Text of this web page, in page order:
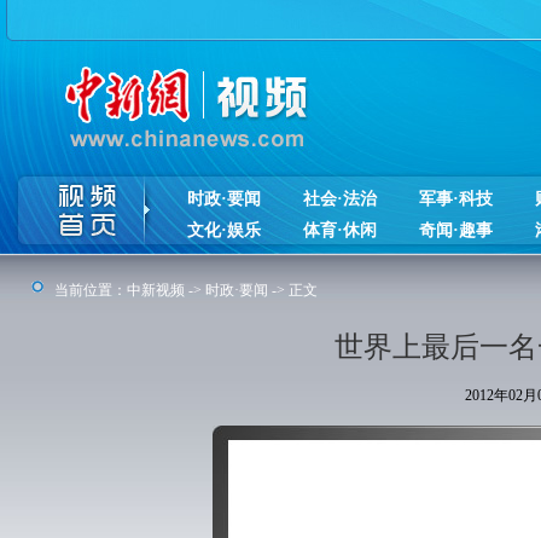
时政·要闻 社会·法治 军事·科技
文化·娱乐
体育·休闲 奇闻·趣事
当前位置： 中新视频 -> 时政·要闻 -> 正文
世界上最后一
2012年02